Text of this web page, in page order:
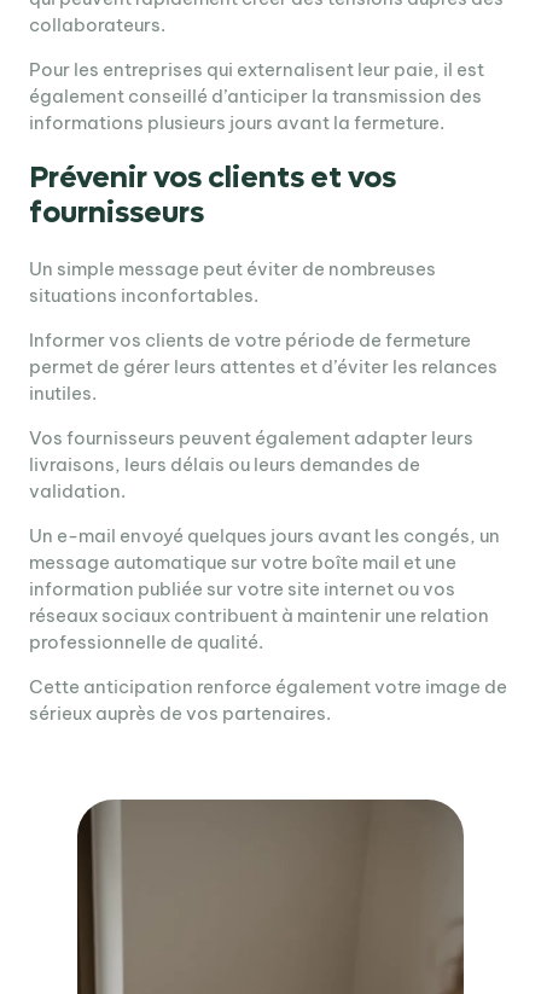
collaborateurs.
Pour les entreprises qui externalisent leur paie, il est
également conseillé d’anticiper la transmission des
informations plusieurs jours avant la fermeture.
Prévenir vos clients et vos
fournisseurs
Un simple message peut éviter de nombreuses
situations inconfortables.
Informer vos clients de votre période de fermeture
permet de gérer leurs attentes et d’éviter les relances
inutiles.
Vos fournisseurs peuvent également adapter leurs
livraisons, leurs délais ou leurs demandes de
validation.
Un e-mail envoyé quelques jours avant les congés, un
message automatique sur votre boîte mail et une
information publiée sur votre site internet ou vos
réseaux sociaux contribuent à maintenir une relation
professionnelle de qualité.
Cette anticipation renforce également votre image de
sérieux auprès de vos partenaires.